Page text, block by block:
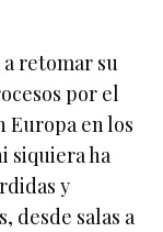
retomar su
por el
Europa en los
siquiera ha
y
desde salas a